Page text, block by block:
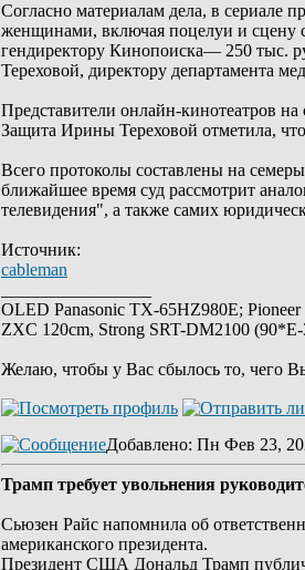
Согласно материалам дела, в сериале
женщинами, включая поцелуи и сцену
гендиректору Кинопоиска— 250 тыс.
Тереховой, директору департамента
Представители онлайн-кинотеатров
Защита Ирины Тереховой отметила,
Всего протоколы составлены на
ближайшее время суд рассмотрит
телевидения", а также самих
Источник:
cableman
OLED Panasonic TX-65HZ980E;
ZXC 120cm, Strong SRT-DM2100
Желаю, чтобы у Вас сбылось то, чего
Добавлено: Пн Фев 23,
Трамп требует увольнения
Сьюзен Райс напомнила об
американского президента.
Президент США Дональд Трамп